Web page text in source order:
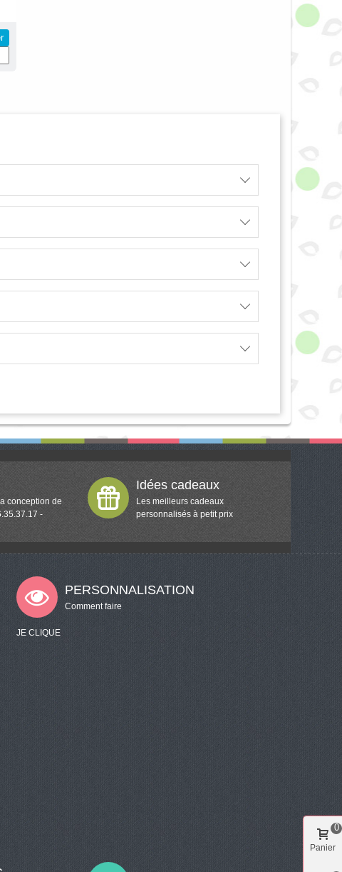
conception de
-
Idées cadeaux
Les meilleurs cadeaux
personnalisés à petit prix
PERSONNALISATION
Comment faire
JE CLIQUE
Panier
0